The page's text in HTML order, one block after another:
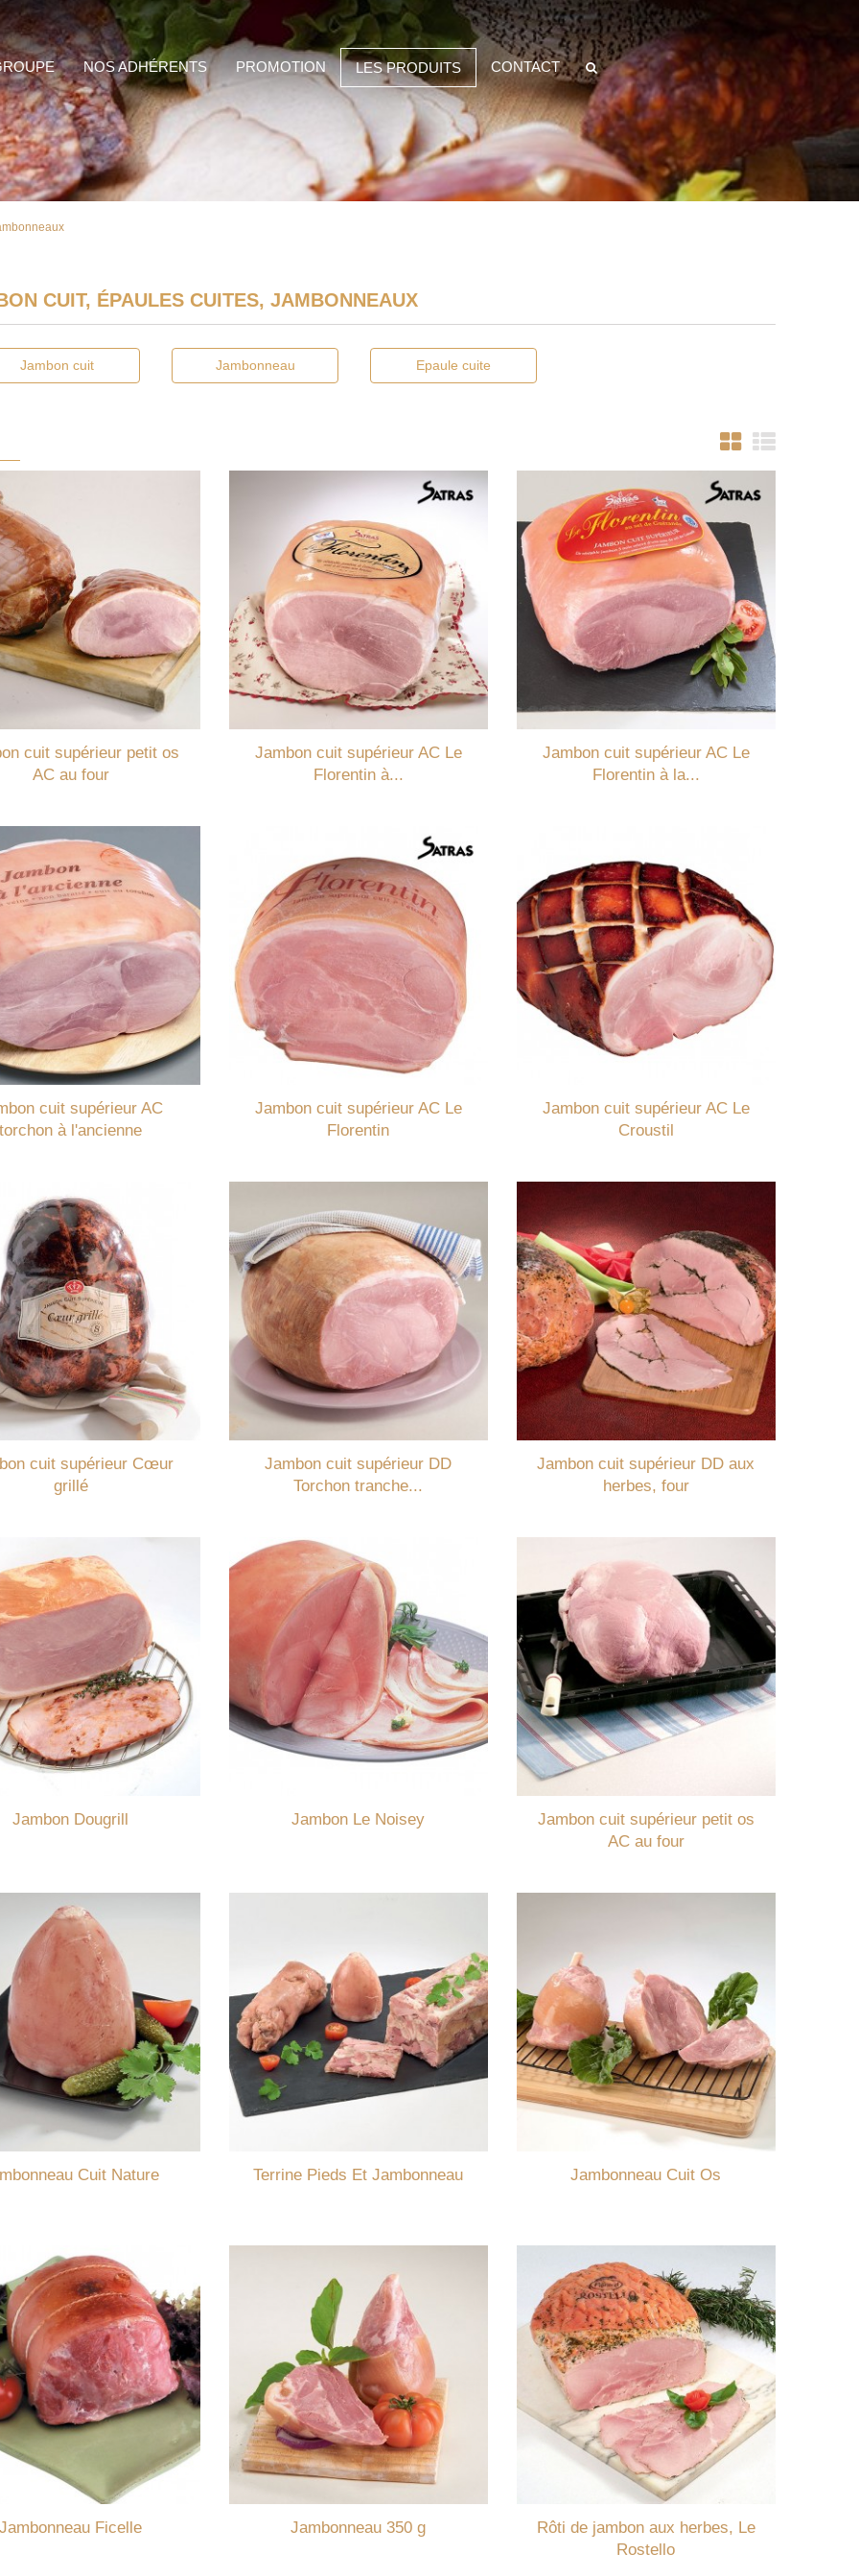
NOS ADHÉRENTS PROMOTION LES PRODUITS CONTACT
CUIT, ÉPAULES CUITES, JAMBONNEAUX
Jambon cuit Jambonneau Epaule cuite
cuit supérieur petit os
AC au four
Jambon cuit supérieur AC Le
Florentin à...
Jambon cuit supérieur AC Le
Florentin à la...
cuit supérieur AC
torchon à l'ancienne
Jambon cuit supérieur AC Le
Florentin
Jambon cuit supérieur AC Le
Croustil
cuit supérieur Cœur
grillé
Jambon cuit supérieur DD
Torchon tranche...
Jambon cuit supérieur DD aux
herbes, four
Jambon Dougrill Jambon Le Noisey
Jambon cuit supérieur petit os
AC au four
Cuit Nature Terrine Pieds Et Jambonneau Jambonneau Cuit Os
Jambonneau Ficelle Jambonneau 350 g
Rôti de jambon aux herbes, Le
Rostello